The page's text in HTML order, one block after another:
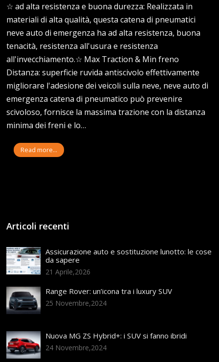
☆ ad alta resistenza e buona durezza: Realizzata in
materiali di alta qualità, questa catena di pneumatici
neve auto di emergenza ha ad alta resistenza, buona
tenacità, resistenza all'usura e resistenza
all'invecchiamento.☆ Max Traction & Min freno
Distanza: superficie ruvida antiscivolo effettivamente
migliorare l'adesione dei veicoli sulla neve, neve auto di
emergenza catena di pneumatico può prevenire
scivoloso, fornisce la massima trazione con la distanza
minima dei freni e lo…
Read more...
Articoli recenti
Assicurazione auto e sostituzione lunotto: le cose
da sapere
21 Aprile,2026
Range Rover: un’icona tra i luxury SUV
25 Novembre,2024
Nuova MG ZS Hybrid+: i SUV si fanno ibridi
24 Novembre,2024